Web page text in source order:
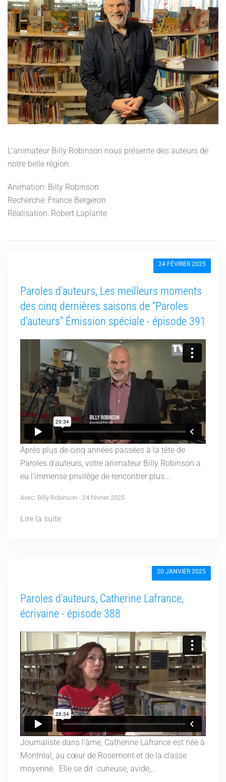
L’animateur Billy Robinson nous présente des auteurs de
notre belle région
Animation: Billy Robinson
Recherche: France Bergeron
Réalisation: Robert Laplante
24 FÉVRIER 2025
Paroles d'auteurs, Les meilleurs moments
des cinq dernières saisons de “Paroles
d’auteurs” Émission spéciale - épisode 391
Après plus de cinq années passées à la tête de
Paroles d'auteurs, votre animateur Billy Robinson a
eu l'immense privilège de rencontrer plus...
Avec: Billy Robinson - 24 février 2025
Lire la suite
20 JANVIER 2025
Paroles d'auteurs, Catherine Lafrance,
écrivaine - épisode 388
Journaliste dans l'âme, Catherine Lafrance est née à
Montréal, au cœur de Rosemont et de la classe
moyenne. Elle se dit curieuse, avide,...